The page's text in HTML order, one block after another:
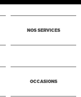
NOS SERVICES
OCCASIONS